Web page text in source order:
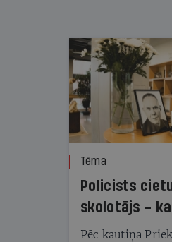
Tēma
Policists
skolotājs –
Reibuma cena
Pēc kautiņa